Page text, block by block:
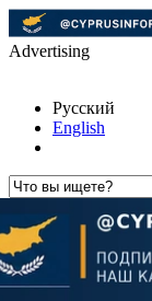
Advertising
Русский
English